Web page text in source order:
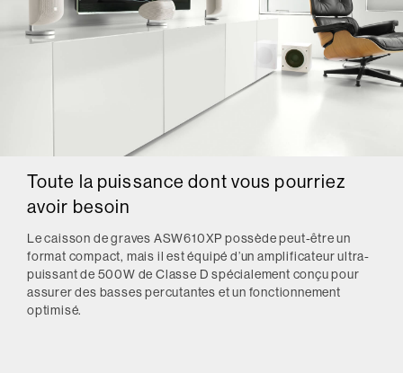
Toute la puissance dont vous pourriez
avoir besoin
Le caisson de graves ASW610XP possède peut-être un
format compact, mais il est équipé d’un amplificateur ultra-
puissant de 500W de Classe D spécialement conçu pour
assurer des basses percutantes et un fonctionnement
optimisé.